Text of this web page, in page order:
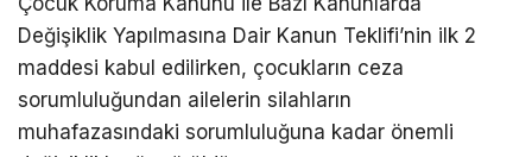
Değişiklik Yapılmasına Dair Kanun Teklifi’nin ilk 2
maddesi kabul edilirken, çocukların ceza
sorumluluğundan ailelerin silahların
muhafazasındaki sorumluluğuna kadar önemli